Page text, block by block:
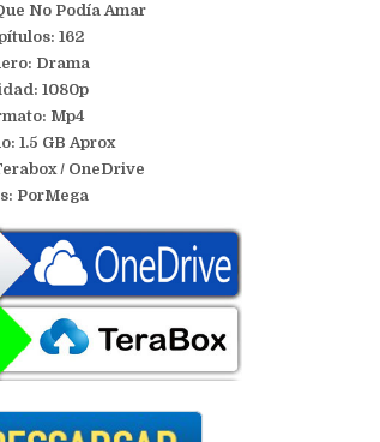
No Podía Amar
162
Drama
1080p
Mp4
1.5 GB Aprox
/ OneDrive
PorMega